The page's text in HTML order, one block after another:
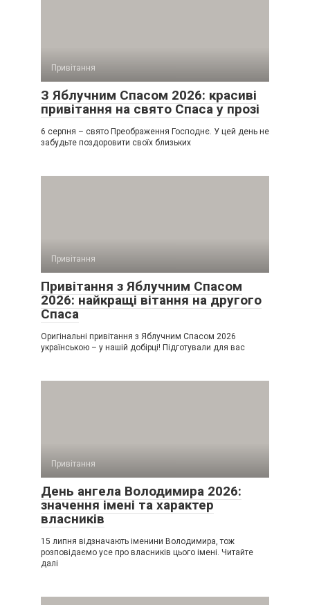
Привітання
З Яблучним Спасом 2026: красиві
привітання на свято Спаса у прозі
6 серпня – свято Преображення Господнє. У цей день не
забудьте поздоровити своїх близьких
Привітання
Привітання з Яблучним Спасом
2026: найкращі вітання на другого
Спаса
Оригінальні привітання з Яблучним Спасом 2026
українською – у нашій добірці! Підготували для вас
Привітання
День ангела Володимира 2026:
значення імені та характер
власників
15 липня відзначають іменини Володимира, тож
розповідаємо усе про власників цього імені. Читайте
далі